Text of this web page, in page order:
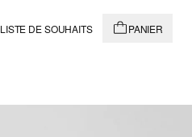
LISTE DE SOUHAITS PANIER